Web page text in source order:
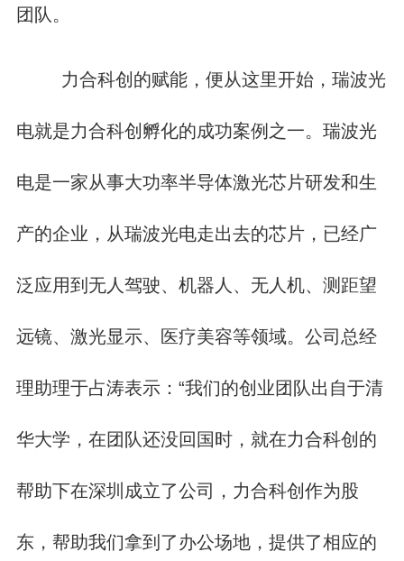
团队。
力合科创的赋能，便从这里开始，瑞波光
电就是力合科创孵化的成功案例之一。瑞波光
电是一家从事大功率半导体激光芯片研发和生
产的企业，从瑞波光电走出去的芯片，已经广
泛应用到无人驾驶、机器人、无人机、测距望
远镜、激光显示、医疗美容等领域。公司总经
理助理于占涛表示：“我们的创业团队出自于清
华大学，在团队还没回国时，就在力合科创的
帮助下在深圳成立了公司，力合科创作为股
东，帮助我们拿到了办公场地，提供了相应的